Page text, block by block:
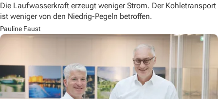
Die Laufwasserkraft erzeugt weniger Strom. Der Kohletransport
ist weniger von den Niedrig-Pegeln betroffen.
Pauline Faust